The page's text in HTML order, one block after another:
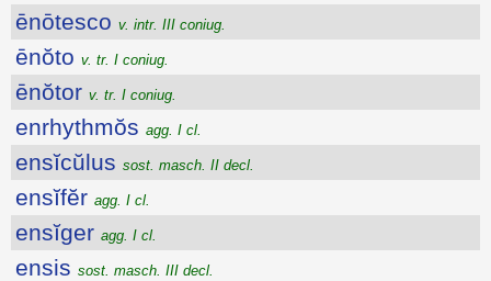
ēnōtesco v. intr. III coniug.
ēnŏto v. tr. I coniug.
ēnŏtor v. tr. I coniug.
enrhythmŏs agg. I cl.
ensĭcŭlus sost. masch. II decl.
ensĭfĕr agg. I cl.
ensĭger agg. I cl.
ensis sost. masch. III decl.